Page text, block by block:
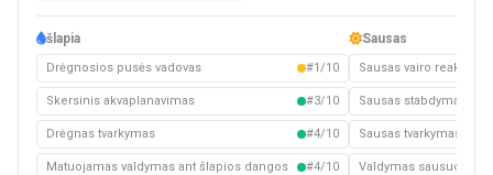
šlapia
Drėgnosios pusės vadovas #1/10
Skersinis akvaplanavimas #3/10
Drėgnas tvarkymas #4/10
Matuojamas valdymas ant šlapios dangos #4/10
Sausas
Sausas vairo reakcija
Sausas stabdymas
Sausas tvarkymas
Valdymas sausuoju